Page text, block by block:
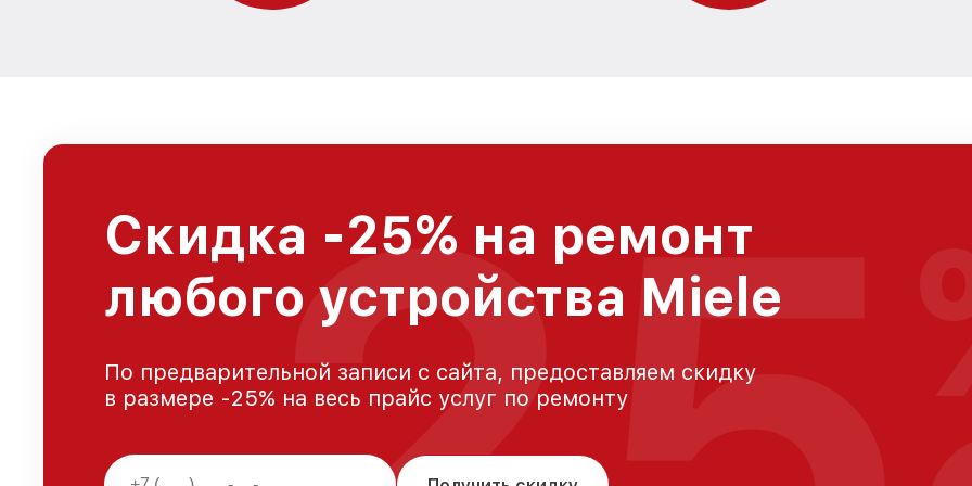
Скидка -25% на ремонт
любого устройства Miele
По предварительной записи с сайта, предоставляем скидку
в размере -25% на весь прайс услуг по ремонту